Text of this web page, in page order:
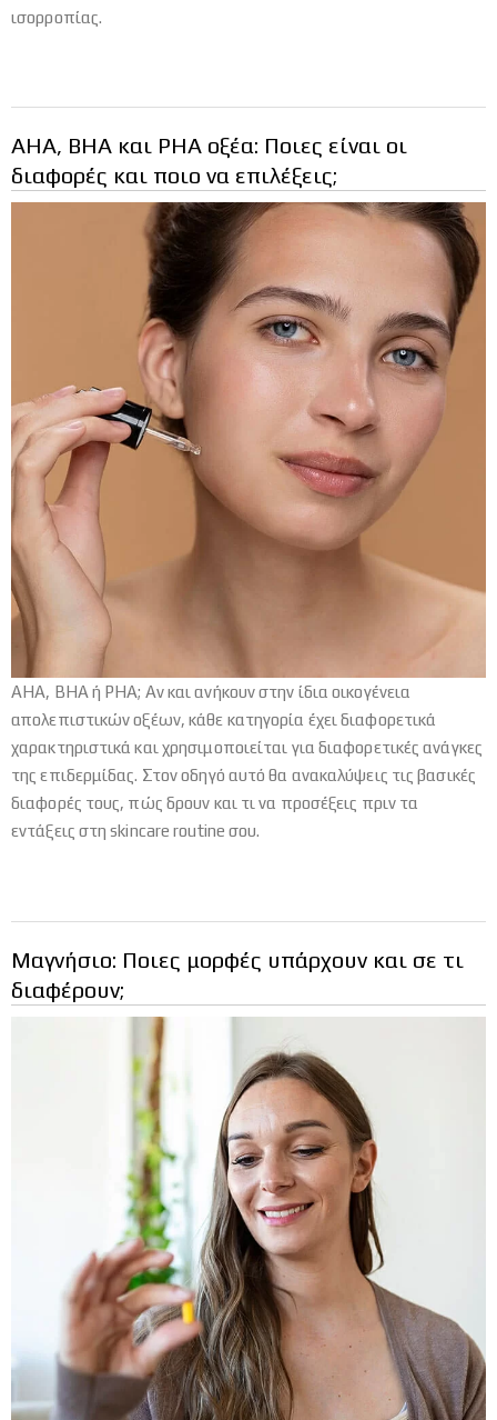
ισορροπίας.
AHA, BHA και PHA οξέα: Ποιες είναι οι
διαφορές και ποιο να επιλέξεις;
AHA, BHA ή PHA; Αν και ανήκουν στην ίδια οικογένεια
απολεπιστικών οξέων, κάθε κατηγορία έχει διαφορετικά
χαρακτηριστικά και χρησιμοποιείται για διαφορετικές ανάγκες
της επιδερμίδας. Στον οδηγό αυτό θα ανακαλύψεις τις βασικές
διαφορές τους, πώς δρουν και τι να προσέξεις πριν τα
εντάξεις στη skincare routine σου.
Μαγνήσιο: Ποιες μορφές υπάρχουν και σε τι
διαφέρουν;